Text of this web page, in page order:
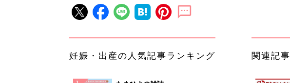
妊娠・出産の人気記事ランキング 関連記事